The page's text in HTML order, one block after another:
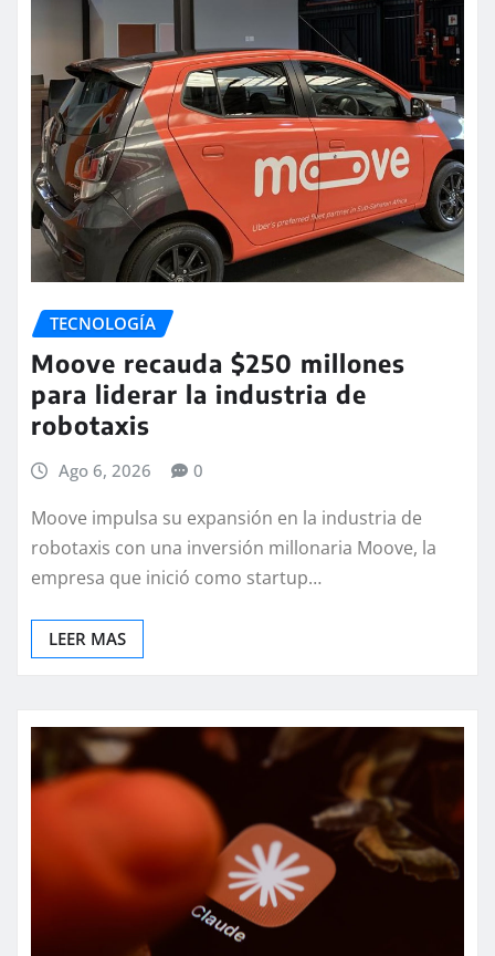
TECNOLOGÍA
Moove recauda $250 millones
para liderar la industria de
robotaxis
Ago 6, 2026 0
Moove impulsa su expansión en la industria de
robotaxis con una inversión millonaria Moove, la
empresa que inició como startup…
LEER MAS